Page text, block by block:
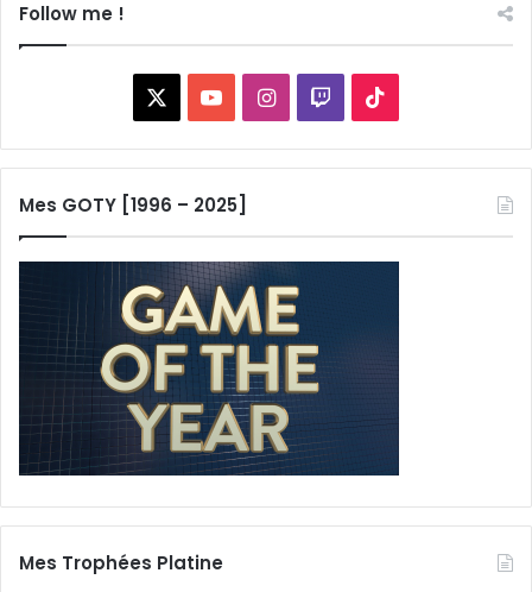
Follow me !
YouTubeInstagram
Twitch
Mes GOTY [1996 – 2025]
Mes Trophées Platine